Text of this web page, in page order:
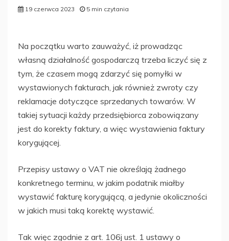
19 czerwca 2023 5 min czytania
Na początku warto zauważyć, iż prowadząc
własną działalność gospodarczą trzeba liczyć się z
tym, że czasem mogą zdarzyć się pomyłki w
wystawionych fakturach, jak również zwroty czy
reklamacje dotyczące sprzedanych towarów. W
takiej sytuacji każdy przedsiębiorca zobowiązany
jest do korekty faktury, a więc wystawienia faktury
korygującej.
Przepisy ustawy o VAT nie określają żadnego
konkretnego terminu, w jakim podatnik miałby
wystawić fakturę korygującą, a jedynie okoliczności
w jakich musi taką korektę wystawić.
Tak więc zgodnie z art. 106j ust. 1 ustawy o